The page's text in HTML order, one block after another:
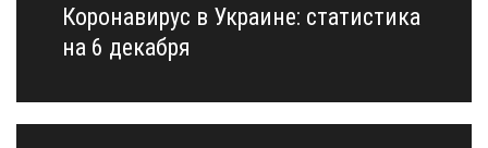
записям
Previous
post:
Коронавирус в Украине: статистика
на 6 декабря